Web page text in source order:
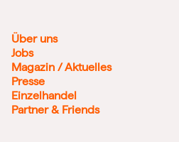
Über uns
Jobs
Magazin / Aktuelles
Presse
Einzelhandel
Partner & Friends